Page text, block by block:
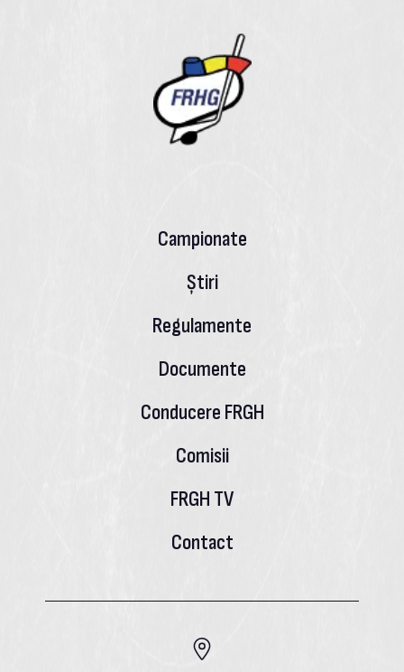
Campionate
Știri
Regulamente
Documente
Conducere FRGH
Comisii
FRGH TV
Contact